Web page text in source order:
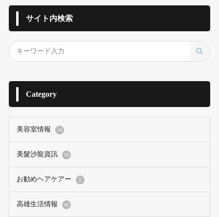
サイト内検索
Category
美容室情報 24
美髮沙龍資訊 16
お勧めヘアケアー 2
高雄生活情報 41